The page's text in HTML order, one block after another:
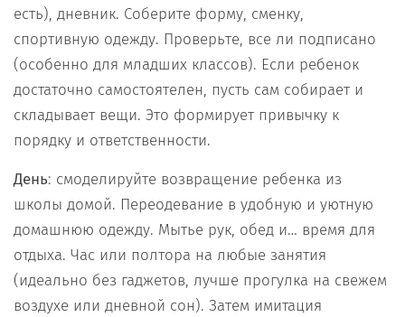
есть), дневник. Соберите форму, сменку,
спортивную одежду. Проверьте, все ли подписано
(особенно для младших классов). Если ребенок
достаточно самостоятелен, пусть сам собирает и
складывает вещи. Это формирует привычку к
порядку и ответственности.
День: смоделируйте возвращение ребенка из
школы домой. Переодевание в удобную и уютную
домашнюю одежду. Мытье рук, обед и… время для
отдыха. Час или полтора на любые занятия
(идеально без гаджетов, лучше прогулка на свежем
воздухе или дневной сон). Затем имитация